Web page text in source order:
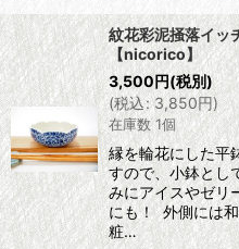
紋花彩泥掻落イ
【nicorico】
3,500円(税別)
(税込: 3,850円)
在庫数 1個
縁を輪花にした平
すので、小鉢とし
みにアイスやゼリ
にも！ 外側には
粧…